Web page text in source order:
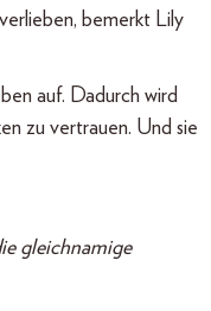
bemerkt Lily
auf. Dadurch wird
zu vertrauen. Und sie
gleichnamige